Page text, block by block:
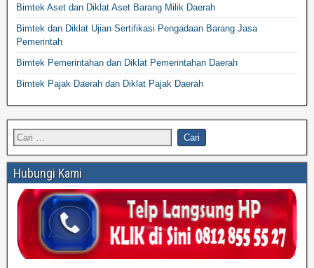
Bimtek Aset dan Diklat Aset Barang Milik Daerah
Bimtek dan Diklat Ujian Sertifikasi Pengadaan Barang Jasa
Pemerintah
Bimtek Pemerintahan dan Diklat Pemerintahan Daerah
Bimtek Pajak Daerah dan Diklat Pajak Daerah
Hubungi Kami